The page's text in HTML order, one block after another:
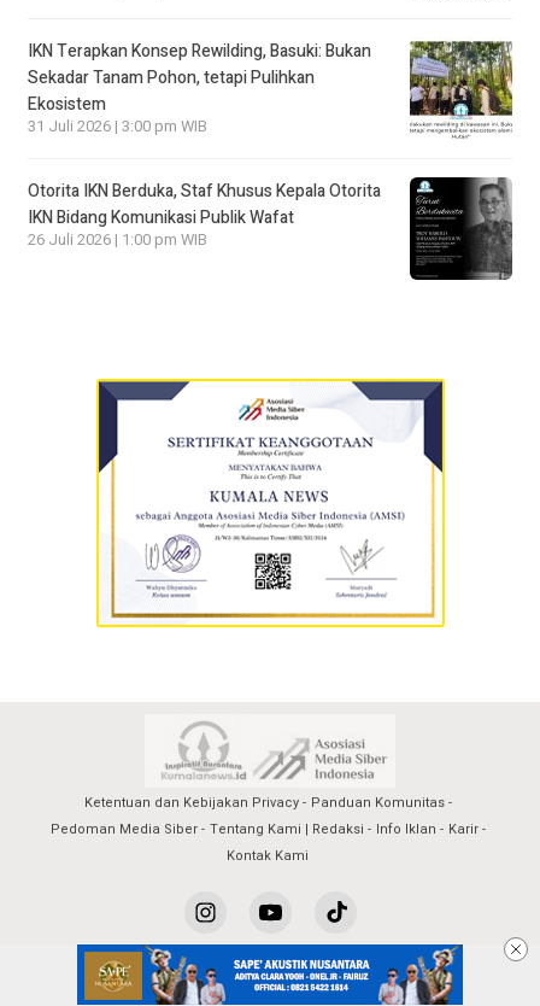
IKN Terapkan Konsep Rewilding, Basuki: Bukan
Sekadar Tanam Pohon, tetapi Pulihkan
Ekosistem
31 Juli 2026 | 3:00 pm WIB
Otorita IKN Berduka, Staf Khusus Kepala Otorita
IKN Bidang Komunikasi Publik Wafat
26 Juli 2026 | 1:00 pm WIB
Ketentuan dan Kebijakan Privacy
Panduan Komunitas
Pedoman Media Siber
Tentang Kami | Redaksi Info Iklan
Karir
Kontak Kami
kumalanews@2023